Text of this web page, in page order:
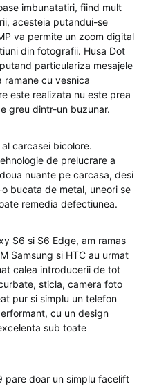
imbunatatiri, fiind mult
acesteia putandui-se
va permite un zoom digital
din fotografii. Husa Dot
particulariza mesajele
ramane cu vesnica
este realizata nu este prea
greu dintr-un buzunar.
carcasei bicolore.
de prelucrare a
nuante pe carcasa, desi
bucata de metal, uneori se
remedia defectiunea.
S6 si S6 Edge, am ramas
Samsung si HTC au urmat
calea introducerii de tot
sticla, camera foto
pur si simplu un telefon
cu un design
sub toate
pare doar un simplu facelift